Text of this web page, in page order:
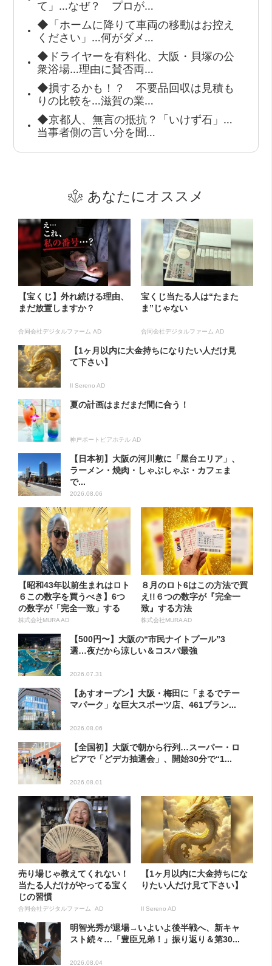
て」…なぜ？ プロが…
◆「ホームに降りて車両の移動はお控え
ください」…何がダメ…
◆ドライヤーを有料化、大阪・貝塚の公
衆浴場…理由に賛否両…
◆損するかも！？ 不要品回収は見積も
りの比較を…滋賀の業…
◆京都人、無言の抵抗？「いけず石」…
当事者側の言い分を聞…
あなたにオススメ
【宝くじ】外れ続ける理由、
まだ放置しますか？
合同会社デジタルファーム AD
宝くじ当たる人は“たまた
ま”じゃない
合同会社デジタルファーム AD
【1ヶ月以内に大金持ちになりたい人だけ見
て下さい】
Il Sereno AD
夏の計画はまだまだ間に合う！
神戸ポートピアホテル AD
【日本初】大阪の河川敷に「屋台エリア」、
ラーメン・焼肉・しゃぶしゃぶ・カフェま
で...
2026.08.06
【昭和43年以前生まれはロト
６この数字を買うべき】6つ
の数字が「完全一致」する
方...
株式会社MURA AD
８月のロト6はこの方法で買
え!!６つの数字が『完全一
致』する方法
株式会社MURA AD
【500円〜】大阪の“市民ナイトプール”3
選…夜だから涼しい＆コスパ最強
2026.07.31
【あすオープン】大阪・梅田に「まるでテー
マパーク」な巨大スポーツ店、461ブラン...
2026.08.06
【全国初】大阪で朝から行列…スーパー・ロ
ピアで「どデカ抽選会」、開始30分で“1...
2026.08.01
売り場じゃ教えてくれない！
当たる人だけがやってる宝く
じの習慣
合同会社デジタルファーム AD
【1ヶ月以内に大金持ちにな
りたい人だけ見て下さい】
Il Sereno AD
明智光秀が退場→いよいよ後半戦へ、新キャ
スト続々…「豊臣兄弟！」振り返り＆第30...
2026.08.04